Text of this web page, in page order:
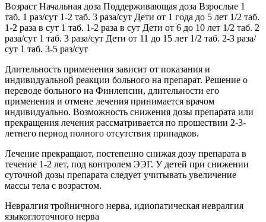
Возраст Начальная доза Поддерживающая доза Взрослые 1
таб. 1 раз/сут 1-2 таб. 3 раза/сут Дети от 1 года до 5 лет 1/2 таб.
1-2 раза в сут 1 таб. 1-2 раза в сут Дети от 6 до 10 лет 1/2 таб. 2
раза/сут 1 таб. 3 раза/сут Дети от 11 до 15 лет 1/2 таб. 2-3 раза/
сут 1 таб. 3-5 раз/сут
Длительность применения зависит от показания и
индивидуальной реакции больного на препарат. Решение о
переводе больного на Финлепсин, длительности его
применения и отмене лечения принимается врачом
индивидуально. Возможность снижения дозы препарата или
прекращения лечения рассматривается по прошествии 2-3-
летнего период полного отсутствия припадков.
Лечение прекращают, постепенно снижая дозу препарата в
течение 1-2 лет, под контролем ЭЭГ. У детей при снижении
суточной дозы препарата следует учитывать увеличение
массы тела с возрастом.
Невралгия тройничного нерва, идиопатическая невралгия
языкоглоточного нерва